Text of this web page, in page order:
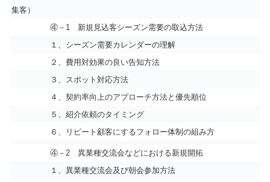
集客）
④－1 新規見込客シーズン需要の取込方法
１、シーズン需要カレンダーの理解
２、費用対効果の良い告知方法
３、スポット対応方法
４、契約率向上のアプローチ方法と優先順位
５、紹介依頼のタイミング
６、リピート顧客にするフォロー体制の組み方
④－2 異業種交流会などにおける新規開拓
１、異業種交流会及び朝会参加方法